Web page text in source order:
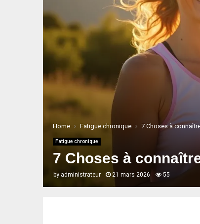
Home Fatigue chronique 7 Choses à
Fatigue chronique
7 Choses à
by administrateur 21 mars 2026 55